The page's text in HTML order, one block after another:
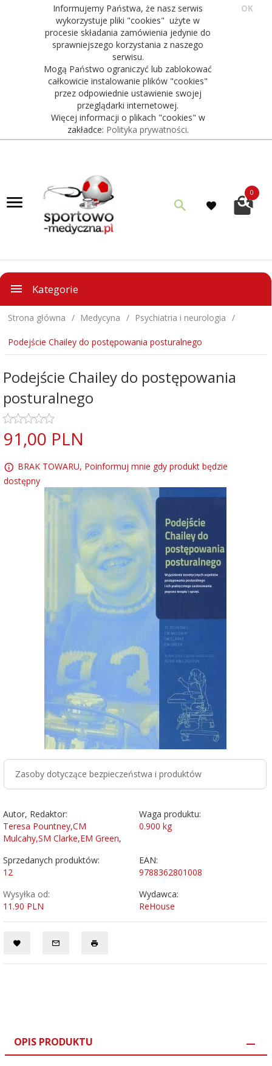
Informujemy Państwa, że nasz serwis
wykorzystuje pliki "cookies" użyte w
procesie składania zamówienia jedynie do
sprawniejszego korzystania z naszego
serwisu.
Mogą Państwo ograniczyć lub zablokować
całkowicie instalowanie plików "cookies"
przez odpowiednie ustawienie swojej
przeglądarki internetowej.
Więcej informacji o plikach "cookies" w
zakładce: Polityka prywatności.
OK
0
Kategorie
Strona główna Medycyna Psychiatria i neurologia
Podejście Chailey do postępowania posturalnego
Podejście Chailey do postępowania
posturalnego
91,00 PLN
BRAK TOWARU, Poinformuj mnie gdy produkt będzie
dostępny
Zasoby dotyczące bezpieczeństwa i produktów
Autor, Redaktor:
Teresa Pountney,CM
Mulcahy,SM Clarke,EM Green,
Waga produktu:
0.900 kg
Sprzedanych produktów:
12
EAN:
9788362801008
Wysyłka od:
11.90 PLN
Wydawca:
ReHouse
OPIS PRODUKTU